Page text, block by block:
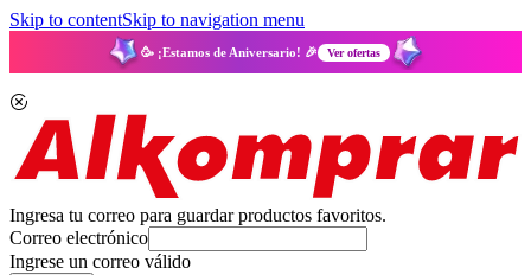
Skip to contentSkip to navigation menu
🥳 ¡Estamos de Aniversario! 🎉 Ver ofertas
Ingresa tu correo para guardar productos favoritos.
Correo electrónico
Ingrese un correo válido